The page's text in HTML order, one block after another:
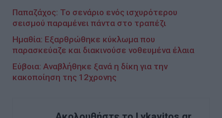
Παπαζάχος: Το σενάριο ενός ισχυρότερου
σεισμού παραμένει πάντα στο τραπέζι
Ημαθία: Εξαρθρώθηκε κύκλωμα που
παρασκεύαζε και διακινούσε νοθευμένα έλαια
Εύβοια: Αναβλήθηκε ξανά η δίκη για την
κακοποίηση της 12χρονης